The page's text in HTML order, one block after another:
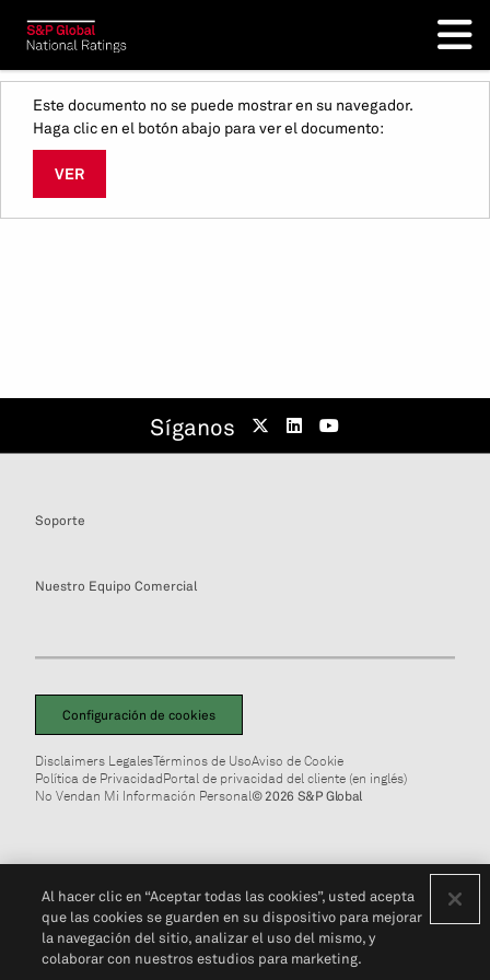
Este documento no se puede mostrar en su navegador.
Haga clic en el botón abajo para ver el documento:
VER
Síganos
Soporte
Nuestro Equipo Comercial
Configuración de cookies
Disclaimers LegalesTérminos de UsoAviso de Cookie
Política de PrivacidadPortal de privacidad del cliente (en inglés)
No Vendan Mi Información Personal© 2026 S&P Global
Al hacer clic en “Aceptar todas las cookies”, usted acepta
que las cookies se guarden en su dispositivo para mejorar
la navegación del sitio, analizar el uso del mismo, y
colaborar con nuestros estudios para marketing.